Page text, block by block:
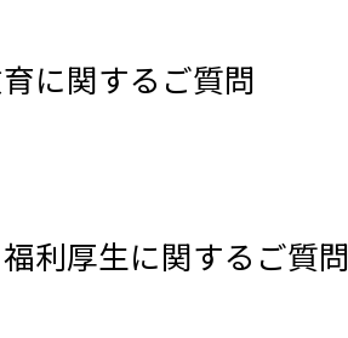
に関するご質問
利厚生に関するご質問